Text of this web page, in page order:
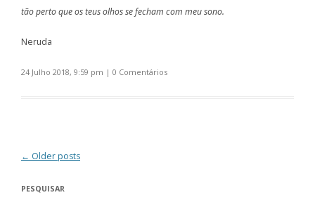
tão perto que os teus olhos se fecham com meu sono.
Neruda
24 Julho 2018, 9:59 pm | 0 Comentários
Post navigation
← Older posts
PESQUISAR